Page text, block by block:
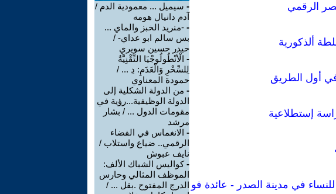
الرقمي
ألذكورية
في أول الطريق
إستطلاعية
في مدينة الصدر - عائدة فو
- سيميل ... معمودية الدم /
آدم دانيال هومه
- -منريد الخبز والماي ...
بس سالم ابو عداي- /
حيدر حسين سويري
- الْأَنْطُولُوجْيَا التِّقْنِيَّةُ
لِلسِّحْرِ وَالْعَدَمِ: دِ ... /
حمودة المعناوي
- من الدولة الشكلية إلى
الدولة الوظيفية...رؤية في
مقومات الدول ... / بشار
مرشد
- الانغماس في الفضاء
الرقمي.. ضياع واستلاب /
نايف عبوش
-كواليس الشباك الألف:
الموظف المثالي وحارس
الدرج المفتوح .بقل ... /